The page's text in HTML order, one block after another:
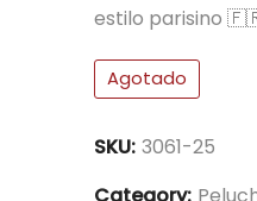
estilo parisino
Agotado
SKU: 3061-25